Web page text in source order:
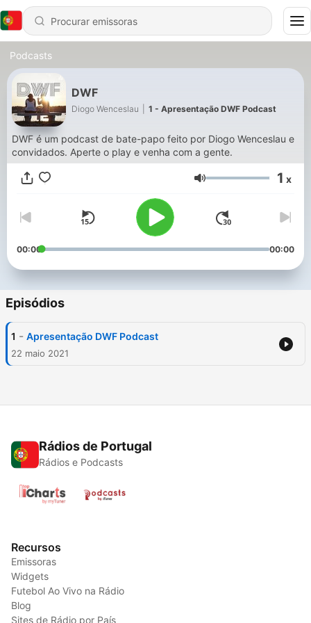
Podcasts
DWF
Diogo Wenceslau 1 - Apresentação DWF Podcast
DWF é um podcast de bate-papo feito por Diogo Wenceslau e
convidados. Aperte o play e venha com a gente.
Volume 1 x
00:00 00:00
Episódios
1 - Apresentação DWF Podcast
22 maio 2021
Rádios de Portugal
Rádios e Podcasts
Recursos
Emissoras
Widgets
Futebol Ao Vivo na Rádio
Blog
Sites de Rádio por País